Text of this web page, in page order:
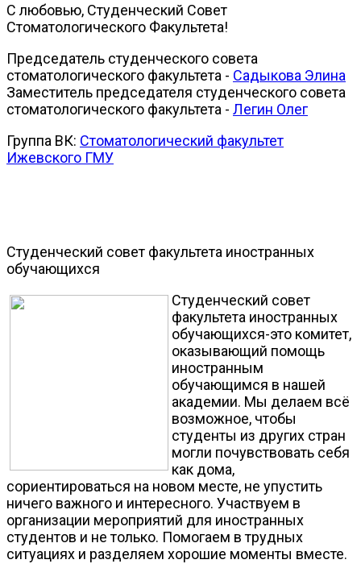
С любовью, Студенческий Совет
Стоматологического Факультета!
Председатель студенческого совета
стоматологического факультета - Садыкова Элина
Заместитель председателя студенческого совета
стоматологического факультета - Легин Олег
Группа ВК: Стоматологический факультет
Ижевского ГМУ
Студенческий совет факультета иностранных
обучающихся
Студенческий совет
факультета иностранных
обучающихся-это комитет,
оказывающий помощь
иностранным
обучающимся в нашей
академии. Мы делаем всё
возможное, чтобы
студенты из других стран
могли почувствовать себя
как дома,
сориентироваться на новом месте, не упустить
ничего важного и интересного. Участвуем в
организации мероприятий для иностранных
студентов и не только. Помогаем в трудных
ситуациях и разделяем хорошие моменты вместе.